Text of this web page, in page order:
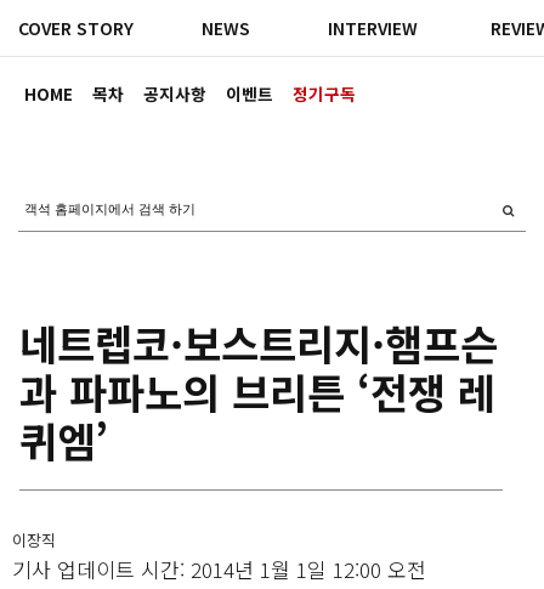
HOME 목차 공지사항 이벤트 정기구독
COVER STORY NEWS INTERVIEW
네트렙코·보스트리지·햄프슨
과 파파노의 브리튼 ‘전쟁 레
퀴엠’
이장직
기사 업데이트 시간: 2014년 1월 1일 12:00 오전